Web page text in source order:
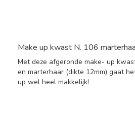
Make up kwast N. 106
Met deze afgeronde make- up
en marterhaar (dikte 12mm) gaat
up wel heel makkelijk!